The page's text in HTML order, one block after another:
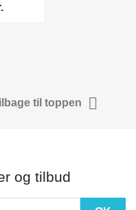
til toppen 
og tilbud